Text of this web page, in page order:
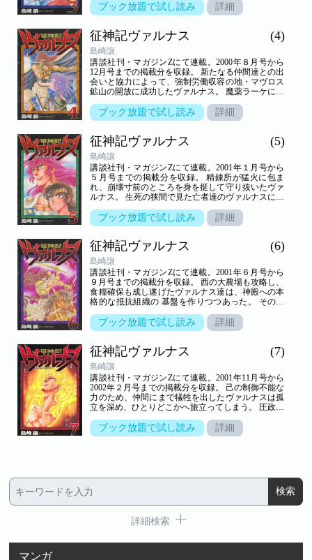
いの末、ヴァルナスの 秘めたる強大な能力が開放さ
れるのだった。 壮大なるスケールの英雄伝説第３
ブック放題で試し読み 詳細
征神記ヴァルナス (4)
島崎譲
講談社刊・マガジンZにて連載。2000年８月号から
12月号までの掲載分を収録。 新たなる仲間達との出
会いと協力によって、強制労働収容の地・マヴロス
鉱山の開放に成功したヴァルナス。 魔薬ラーケによ
戦いをするため、 武器の調達作戦に乗り出す。しか
し、攻略すべき武器精錬所をおさめている神官は意
巻！！
ブック放題で試し読み 詳細
征神記ヴァルナス (5)
島崎譲
講談社刊・マガジンZにて連載。2001年１月号から
５月号までの掲載分を収録。 精錬所が猛火に包ま
れ、崩壊寸前のところを身を挺して守り抜いたヴァ
ルナス。 生死の狭間で見た亡者達のヴァルナスに対
スを裏切った兄のレグノがその暴虐な本性を剥き出
しにして 神を名乗る支配者達を蹂躙し始めるのであ
ブック放題で試し読み 詳細
征神記ヴァルナス (6)
島崎譲
講談社刊・マガジンZにて連載。2001年６月号から
９月号までの掲載分を収録。 西の大農場も攻略し、
食糧確保も成し遂げたヴァルナス達は、神殿への本
格的な抵抗組織の 基盤を作りつつあった。 その情
届く。 レグノは神殿一の勇将・ザンガードに反乱分
子の殲滅を命じる。 ヴァルナス達に襲い掛かる大将
ルナスの生い立ち。 そして、再び開放されたヴァル
ナスの強大な力。 壮大なスケールの英雄伝説、佳境
の第６巻！！
ブック放題で試し読み 詳細
征神記ヴァルナス (7)
島崎譲
講談社刊・マガジンZにて連載。2001年11月号から
2002年２月号までの掲載分を収録。 己の制御不能な
力のため、仲間にまで犠牲を出したヴァルナスは孤
立を深め、ひとりどこかへ旅立ってしまう。 圧政を
廃は加速する。 ８年の時が経ち、残されたペンナ達
は僅かながらの抵抗を続けていたが・・・・。 ヴァ
ブック放題で試し読み 詳細
詳細検索
マンガ